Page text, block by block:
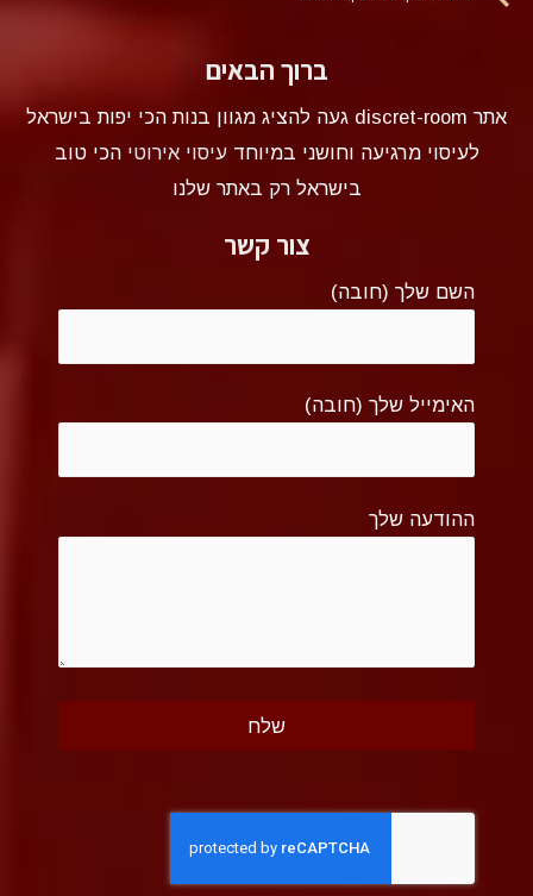
ברוך הבאים
אתר discret-room געה להציג מגוון בנות הכי יפות בישראל
לעיסוי מרגיעה וחושני במיוחדעיסוי אירוטי הכי טוב
בישראל רק באתר שלנו
צור קשר
השם שלך (חובה)
האימייל שלך (חובה)
ההודעה שלך